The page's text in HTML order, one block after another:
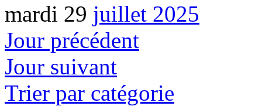
mardi 29 juillet 2025
Jour précédent
Jour suivant
Trier par catégorie